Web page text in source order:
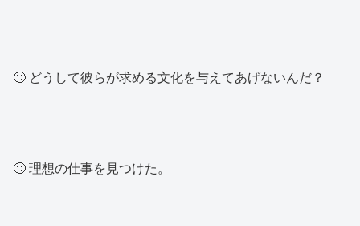
🙂 どうして彼らが求める文化を与えてあげないんだ？
🙂 理想の仕事を見つけた。